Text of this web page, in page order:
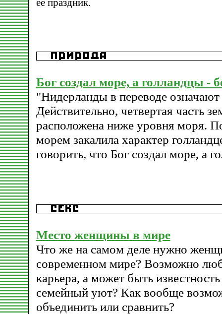
ее праздник.
Бог создал море, а голландцы -
"Нидерланды в переводе
Действительно, четвертая часть
расположена ниже уровня моря.
морем закалила характер
говорить, что Бог создал море, а
Место женщины в мире
Что же на самом деле нужно
современном мире? Возможно
карьера, а может быть
семейный уют? Как вообще
объединить или сравнить?